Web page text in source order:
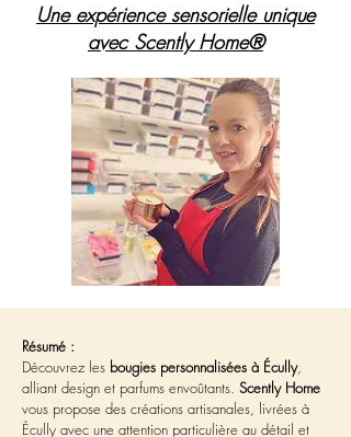
Une expérience sensorielle unique
avec Scently Home®
Résumé :
Découvrez les bougies personnalisées à Écully,
alliant design et parfums envoûtants. Scently Home
vous propose des créations artisanales, livrées à
Écully avec une attention particulière au détail et